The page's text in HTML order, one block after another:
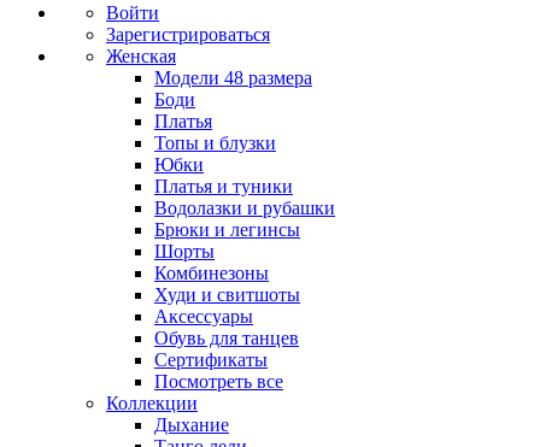
Войти
Зарегистрироваться
Женская
Модели 48 размера
Боди
Платья
Топы и блузки
Юбки
Платья и туники
Водолазки и рубашки
Брюки и легинсы
Шорты
Комбинезоны
Худи и свитшоты
Аксессуары
Обувь для танцев
Сертификаты
Посмотреть все
Коллекции
Дыхание